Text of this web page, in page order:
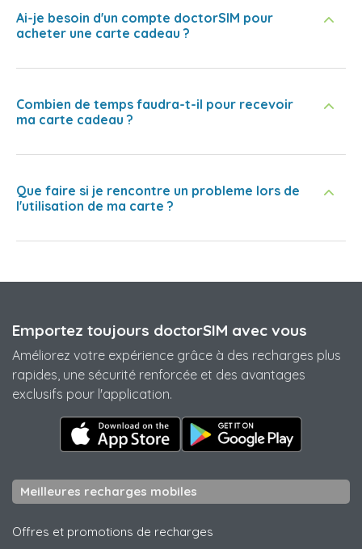
Ai-je besoin d'un compte doctorSIM pour
acheter une carte cadeau ?
Combien de temps faudra-t-il pour recevoir
ma carte cadeau ?
Que faire si je rencontre un probleme lors de
l'utilisation de ma carte ?
Emportez toujours doctorSIM avec vous
Améliorez votre expérience grâce à des recharges plus
rapides, une sécurité renforcée et des avantages
exclusifs pour l'application.
Meilleures recharges mobiles
Offres et promotions de recharges